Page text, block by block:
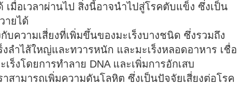
เมื่อเวลาผ่านไป สิ่งนี้อาจนำไปสู่โรคตับแข็ง ซึ่งเป็น
ายได้
บความเสี่ยงที่เพิ่มขึ้นของมะเร็งบางชนิด ซึ่งรวมถึง
งลำไส้ใหญ่และทวารหนัก และมะเร็งหลอดอาหาร เชื่อ
ร็งโดยการทำลาย DNA และเพิ่มการอักเสบ
าสามารถเพิ่มความดันโลหิต ซึ่งเป็นปัจจัยเสี่ยงต่อโรค